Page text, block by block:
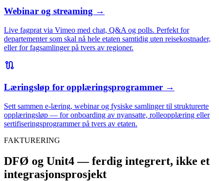
Webinar og streaming →
Live fagprat via Vimeo med chat, Q&A og polls. Perfekt for
departementer som skal nå hele etaten samtidig uten reisekostnader,
eller for fagsamlinger på tvers av regioner.
route
Læringsløp for opplæringsprogrammer →
Sett sammen e-læring, webinar og fysiske samlinger til strukturerte
opplæringsløp — for onboarding av nyansatte, rolleopplæring eller
sertifiseringsprogrammer på tvers av etaten.
FAKTURERING
DFØ og Unit4 — ferdig integrert, ikke et
integrasjonsprosjekt